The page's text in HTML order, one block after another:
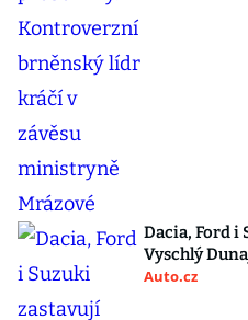
Dacia, Ford i
Vyschlý
Auto.cz